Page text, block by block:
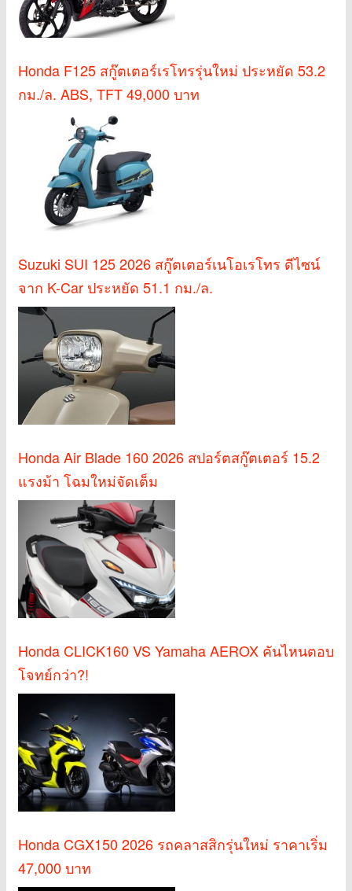
Honda F125 สกู๊ตเตอร์เรโทรรุ่นใหม่ ประหยัด 53.2
กม./ล. ABS, TFT 49,000 บาท
Suzuki SUI 125 2026 สกู๊ตเตอร์เนโอเรโทร ดีไซน์
จาก K-Car ประหยัด 51.1 กม./ล.
Honda Air Blade 160 2026 สปอร์ตสกู๊ตเตอร์ 15.2
แรงม้า โฉมใหม่จัดเต็ม
Honda CLICK160 VS Yamaha AEROX คันไหนตอบ
โจทย์กว่า?!
Honda CGX150 2026 รถคลาสสิกรุ่นใหม่ ราคาเริ่ม
47,000 บาท